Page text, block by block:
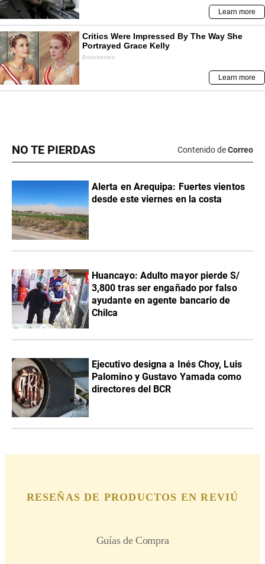
NO TE PIERDAS Contenido deCorreo
Alerta en Arequipa: Fuertes vientos
desde este viernes en la costa
Huancayo: Adulto mayor pierde S/
3,800 tras ser engañado por falso
ayudante en agente bancario de
Chilca
Ejecutivo designa a Inés Choy, Luis
Palomino y Gustavo Yamada como
directores del BCR